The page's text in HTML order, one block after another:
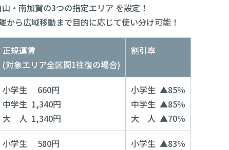
・南加賀の3つの指定エリア を設定！
ら広域移動まで目的に応じて使い分け可能！
正規運賃
(対象エリア全区間1往復の場合)
割引率
小学生 660円
中学生 1,340円
大 人 1,340円
小学生 ▲85％
中学生 ▲85％
大 人 ▲70％
小学生 580円
小学生 ▲83％